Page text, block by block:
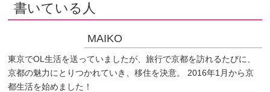
書いている人
MAIKO
東京でOL生活を送っていましたが、旅行で京都を訪れるたびに、
京都の魅力にとりつかれていき、移住を決意。 2016年1月から京
都生活を始めました！